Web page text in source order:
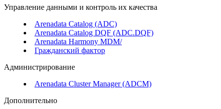
Управление данными и контроль их качества
Arenadata Catalog (ADC)
Arenadata Catalog DQF (ADС.DQF)
Arenadata Harmony MDM/
Гражданский фактор
Администрирование
Arenadata Cluster Manager (ADCM)
Дополнительно